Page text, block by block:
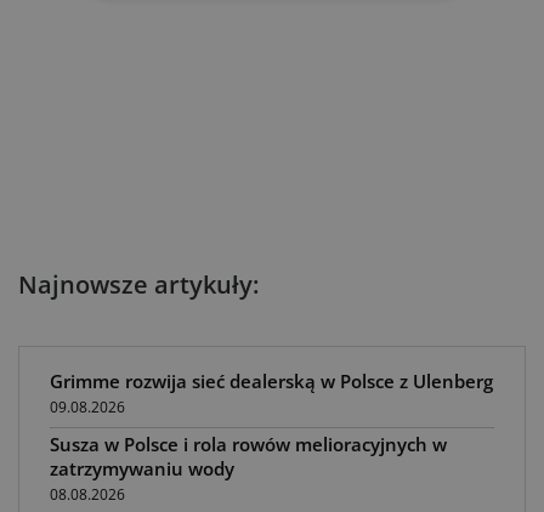
Najnowsze artykuły:
Grimme rozwija sieć dealerską w Polsce z Ulenberg
09.08.2026
Susza w Polsce i rola rowów melioracyjnych w
zatrzymywaniu wody
08.08.2026